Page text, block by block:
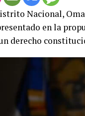
Nacional,
en la
derecho